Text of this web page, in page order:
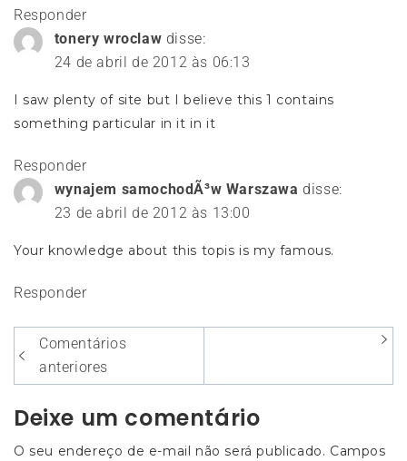
Responder
tonery wroclaw disse:
24 de abril de 2012 às 06:13
I saw plenty of site but I believe this 1 contains
something particular in it in it
Responder
wynajem samochodÃ³w Warszawa disse:
23 de abril de 2012 às 13:00
Your knowledge about this topis is my famous.
Responder
Navegação
entre
os
comentários
Comentários
anteriores
Deixe um comentário
O seu endereço de e-mail não será publicado. Campos